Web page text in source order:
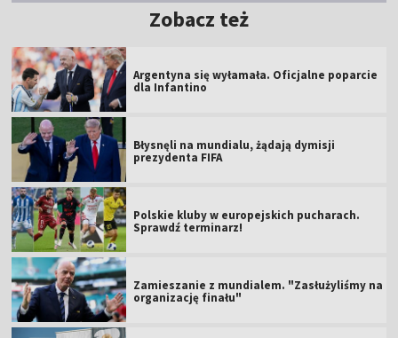
Zobacz też
Argentyna się wyłamała. Oficjalne poparcie
dla Infantino
Błysnęli na mundialu, żądają dymisji
prezydenta FIFA
Polskie kluby w europejskich pucharach.
Sprawdź terminarz!
Zamieszanie z mundialem. "Zasłużyliśmy na
organizację finału"